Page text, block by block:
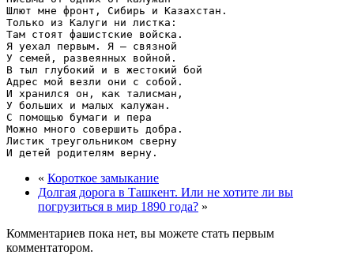
Шлют мне фронт, Сибирь и Казахстан.
Только из Калуги ни листка:
Там стоят фашистские войска.
Я уехал первым. Я – связной
У семей, развеянных войной.
В тыл глубокий и в жестокий бой
Адрес мой везли они с собой.
И хранился он, как талисман,
У больших и малых калужан.
С помощью бумаги и пера
Можно много совершить добра.
Листик треугольником сверну
« Короткое замыкание
Долгая дорога в Ташкент. Или не хотите ли вы
погрузиться в мир 1890 года? »
Комментариев пока нет, вы можете стать первым
комментатором.